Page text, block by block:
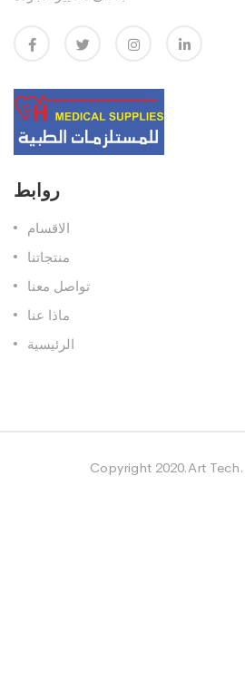
روابط
الاقسام
منتجاتنا
تواصل معنا
ماذا عنا
الرئيسية
Copyright 2020.Art